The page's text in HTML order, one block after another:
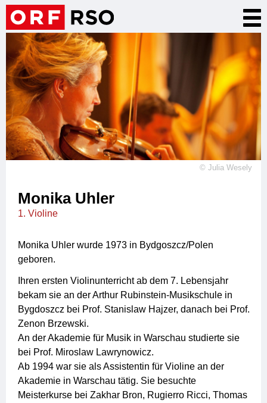
Direkt
zum
Inhalt
© Julia Wesely
Monika Uhler
1. Violine
Monika Uhler wurde 1973 in Bydgoszcz/Polen
geboren.
Ihren ersten Violinunterricht ab dem 7. Lebensjahr
bekam sie an der Arthur Rubinstein-Musikschule in
Bygdoszcz bei Prof. Stanislaw Hajzer, danach bei Prof.
Zenon Brzewski.
An der Akademie für Musik in Warschau studierte sie
bei Prof. Miroslaw Lawrynowicz.
Ab 1994 war sie als Assistentin für Violine an der
Akademie in Warschau tätig. Sie besuchte
Meisterkurse bei Zakhar Bron, Rugierro Ricci, Thomas